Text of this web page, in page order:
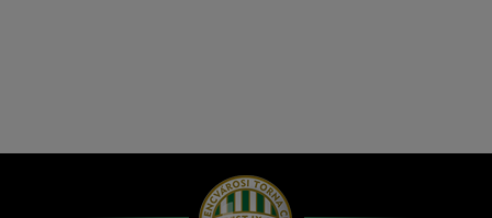
Hírek